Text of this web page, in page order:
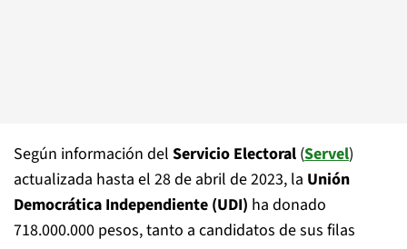
Según información del Servicio Electoral (Servel)
actualizada hasta el 28 de abril de 2023, la Unión
Democrática Independiente (UDI) ha donado
718.000.000 pesos, tanto a candidatos de sus filas